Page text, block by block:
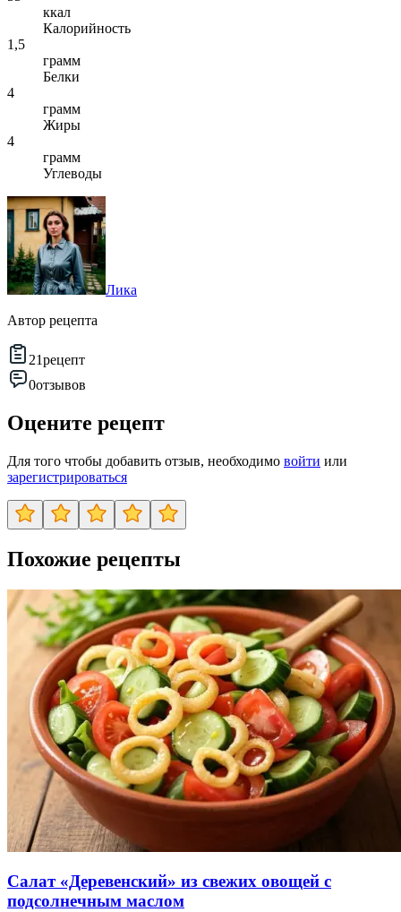
ккал
Калорийность
1,5
грамм
Белки
4
грамм
Жиры
4
грамм
Углеводы
Лика
Автор рецепта
21рецепт
0отзывов
Оцените рецепт
Для того чтобы добавить отзыв, необходимо войти или
зарегистрироваться
Похожие рецепты
Салат «Деревенский» из свежих овощей с
подсолнечным маслом